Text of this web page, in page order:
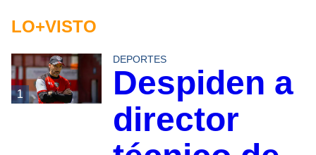
LO+VISTO
1
DEPORTES
Despiden a
director